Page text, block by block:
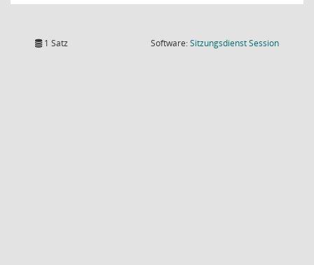
1 Satz Software:SitzungsdienstSession(Wird in